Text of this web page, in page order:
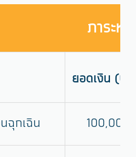
ภาระห
ยอดเงิน (บ
ฉุกเฉิน 100,000